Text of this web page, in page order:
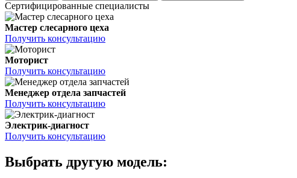
Сертифицированные специалисты
Мастер слесарного цеха
Получить консультацию
Моторист
Получить консультацию
Менеджер отдела запчастей
Получить консультацию
Электрик-диагност
Получить консультацию
Выбрать другую модель: